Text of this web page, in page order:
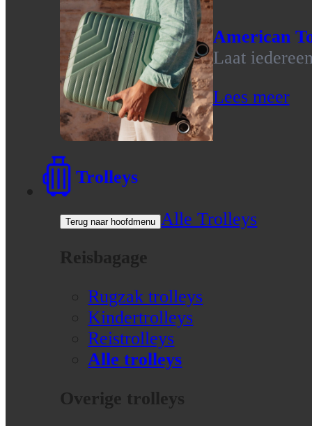
American
Laat
Lees meer
Trolleys
Terug naar hoofdmenu Alle Trolleys
Reisbagage
Rugzak trolleys
Kindertrolleys
Reistrolleys
Alle trolleys
Overige trolleys